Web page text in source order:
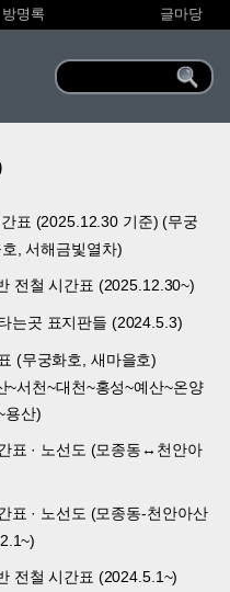
방명록 글마당
표 (2025.12.30 기준) (무궁
, 서해금빛열차)
전철 시간표 (2025.12.30~)
는곳 표지판들 (2024.5.3)
(무궁화호, 새마을호)
~서천~대천~홍성~예산~온양
용산)
표 · 노선도 (모종동↔천안아
표 · 노선도 (모종동-천안아산
전철 시간표 (2024.5.1~)